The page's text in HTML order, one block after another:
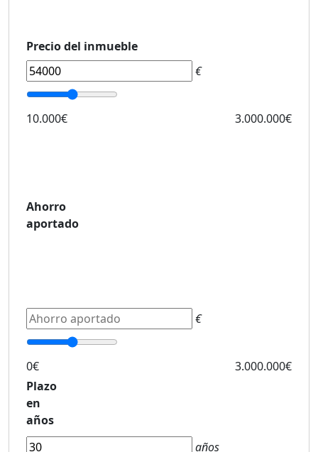
Precio del inmueble
€
10.000€ 3.000.000€
Ahorro
aportado
€
0€
3.000.000€
Plazo
en
años
años